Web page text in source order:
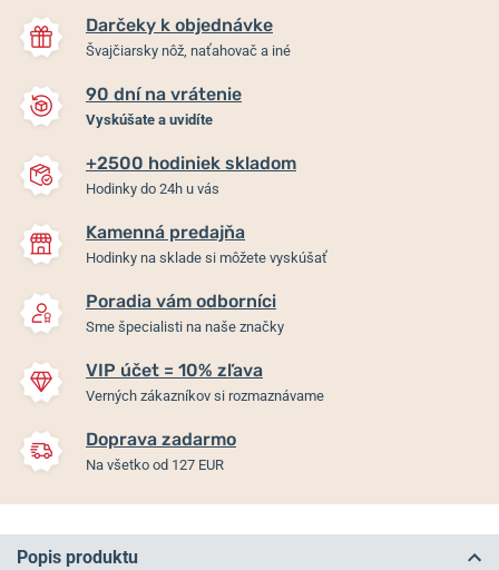
Darčeky k objednávke
Švajčiarsky nôž, naťahovač a iné
90 dní na vrátenie
Vyskúšate a uvidíte
+2500 hodiniek skladom
Hodinky do 24h u vás
Kamenná predajňa
Hodinky na sklade si môžete vyskúšať
Poradia vám odborníci
Sme špecialisti na naše značky
VIP účet = 10% zľava
Verných zákazníkov si rozmaznávame
Doprava zadarmo
Na všetko od 127 EUR
Popis produktu